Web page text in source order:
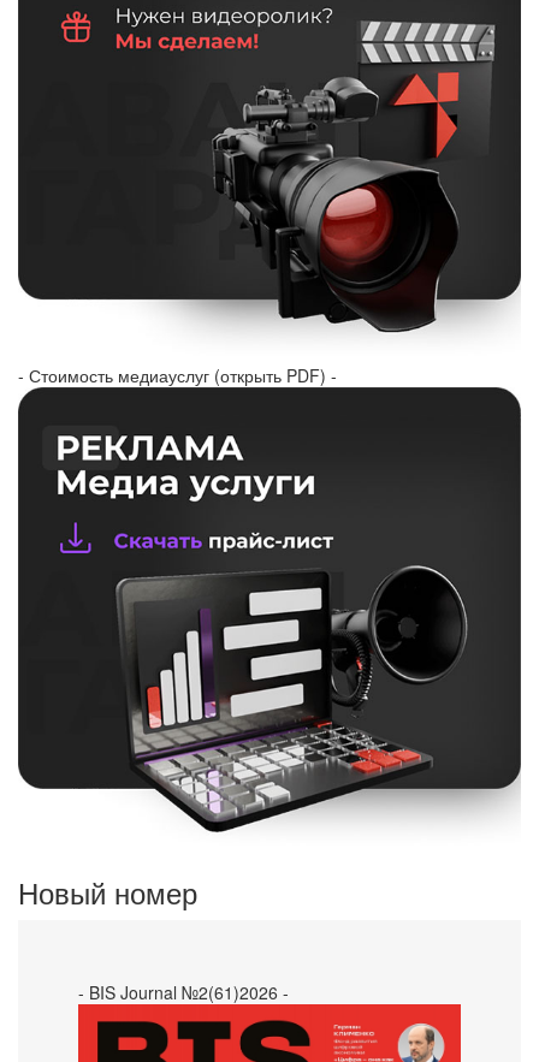
- Стоимость медиауслуг (открыть PDF) -
Новый номер
- BIS Journal №2(61)2026 -